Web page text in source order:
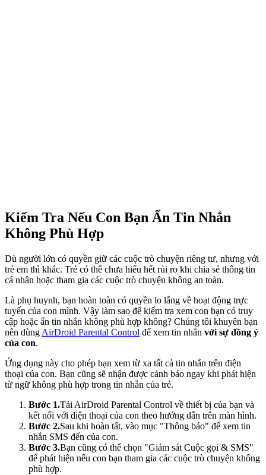
Kiểm Tra Nếu Con Bạn Ẩn Tin Nhắn
Không Phù Hợp
Dù người lớn có quyền giữ các cuộc trò chuyện riêng tư, nhưng với
trẻ em thì khác. Trẻ có thể chưa hiểu hết rủi ro khi chia sẻ thông tin
cá nhân hoặc tham gia các cuộc trò chuyện không an toàn.
Là phụ huynh, bạn hoàn toàn có quyền lo lắng về hoạt động trực
tuyến của con mình. Vậy làm sao để kiểm tra xem con bạn có truy
cập hoặc ẩn tin nhắn không phù hợp không? Chúng tôi khuyên bạn
nên dùng AirDroid Parental Control để xem tin nhắn với sự đồng ý
của con.
Ứng dụng này cho phép bạn xem từ xa tất cả tin nhắn trên điện
thoại của con. Bạn cũng sẽ nhận được cảnh báo ngay khi phát hiện
từ ngữ không phù hợp trong tin nhắn của trẻ.
Bước 1.Tải AirDroid Parental Control về thiết bị của bạn và
kết nối với điện thoại của con theo hướng dẫn trên màn hình.
Bước 2.Sau khi hoàn tất, vào mục "Thông báo" để xem tin
nhắn SMS đến của con.
Bước 3.Bạn cũng có thể chọn "Giám sát Cuộc gọi & SMS"
để phát hiện nếu con bạn tham gia các cuộc trò chuyện không
phù hợp.